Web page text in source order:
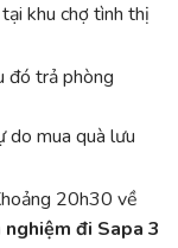
khu chợ tình thị
đó trả phòng
do mua quà lưu
20h30 về
đi Sapa 3